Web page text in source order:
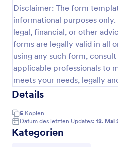
Disclaimer: The form
informational purposes
legal, financial, or other
forms are legally valid in all
using any such form,
applicable professionals to
meets your needs, legally
Details
5 Kopien
Datum des letzten Updates: 12. Mai
Kategorien
Jotform.
Vorlage